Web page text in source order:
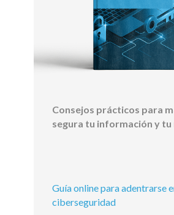
Consejos prácticos para
segura tu información y tu
Guía online para adentrarse
ciberseguridad